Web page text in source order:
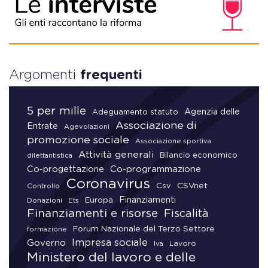
Argomenti frequenti
5 per mille Adeguamento statuto
Agenzia delle
Entrate
Agevolazioni
Associazione di
promozione sociale
Associazione sportiva
dilettantistica Attività generali Bilancio economico
Co-progettazione Co-programmazione
Controllo Coronavirus Csv CSVnet
Donazioni Ets Europa Finanziamenti
Finanziamenti e risorse Fiscalità
formazione Forum Nazionale del Terzo Settore
Governo Impresa sociale Iva Lavoro
Ministero del lavoro e delle